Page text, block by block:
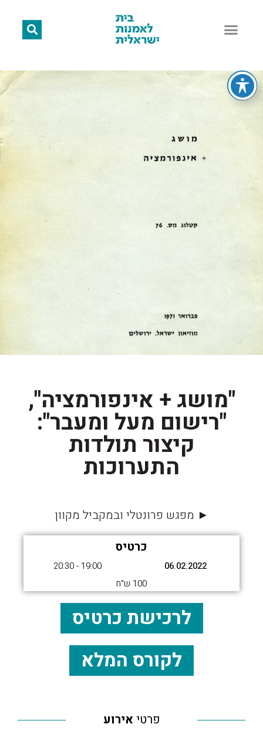
"מושג + אינפורמציה",
"רישום מעל ומעבר":
קיצור תולדות
התערוכות
► מפגש פרונטלי ובמקביל מקוון
כרטיס
06.02.2022
19:00 - 20:30
100 ש"ח
לרכישת כרטיס
לקורס המלא
פרטי אירוע